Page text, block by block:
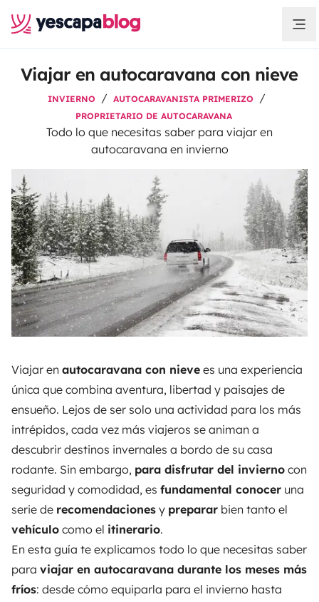
Viajar en autocaravana con nieve
INVIERNO
AUTOCARAVANISTA PRIMERIZO
PROPRIETARIO DE AUTOCARAVANA
Todo lo que necesitas saber para viajar en
autocaravana en invierno
Viajar en autocaravana con nieve es una experiencia
única que combina aventura, libertad y paisajes de
ensueño. Lejos de ser solo una actividad para los más
intrépidos, cada vez más viajeros se animan a
descubrir destinos invernales a bordo de su casa
rodante. Sin embargo, para disfrutar del invierno con
seguridad y comodidad, es fundamental conocer una
serie de recomendaciones y preparar bien tanto el
vehículo como el itinerario.
En esta guía te explicamos todo lo que necesitas saber
para viajar en autocaravana durante los meses más
fríos: desde cómo equiparla para el invierno hasta